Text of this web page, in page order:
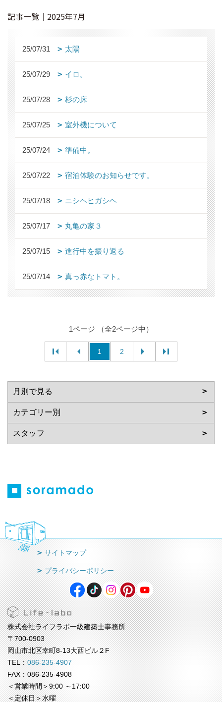
記事一覧｜2025年7月
25/07/31 太陽
25/07/29 イロ。
25/07/28 杉の床
25/07/25 室外機について
25/07/24 準備中。
25/07/22 宿泊体験のお知らせです。
25/07/18 ニシヘヒガシヘ
25/07/17 丸亀の家３
25/07/15 進行中を振り返る
25/07/14 真っ赤なトマト。
1ページ （全2ページ中）
1 2
サイトマップ
プライバシーポリシー
株式会社ライフラボ一級建築士事務所
〒700-0903
岡山市北区幸町8-13大西ビル２F
TEL：086-235-4907
FAX：086-235-4908
＜営業時間＞9:00 ～17:00
＜定休日＞水曜